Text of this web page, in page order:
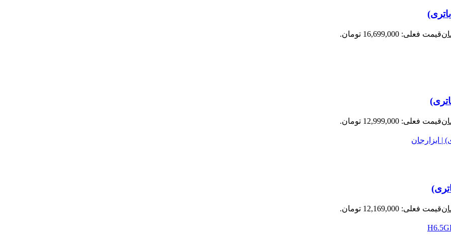
قیمت فعلی: 16,699,000 تومان.
قیمت فعلی: 12,999,000 تومان.
قیمت فعلی: 12,169,000 تومان.